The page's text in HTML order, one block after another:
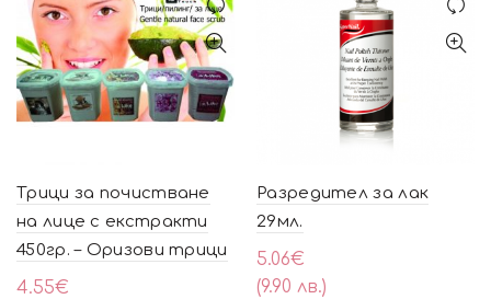
Трици за почистване
на лице с екстракти
450гр. – Оризови трици
4.55€
Разредител за лак
29мл.
5.06€
(9.90 лв.)